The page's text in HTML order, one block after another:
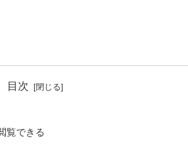
目次
覧できる